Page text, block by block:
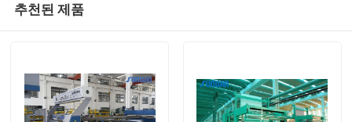
추천된 제품